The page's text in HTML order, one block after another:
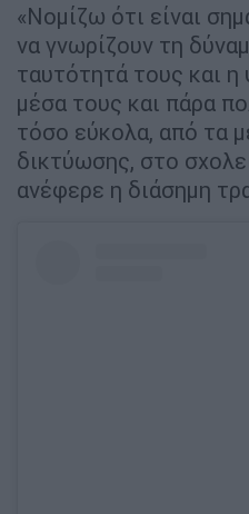
«Νομίζω ότι είναι
να γνωρίζουν τη
ταυτότητά τους και η
μέσα τους και πάρα
τόσο εύκολα, από τα
δικτύωσης, στο
ανέφερε η διάσημη